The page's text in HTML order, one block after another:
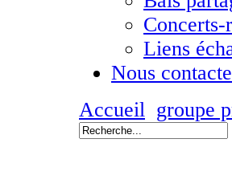
Concerts-
Liens
Nous
Accueil groupe